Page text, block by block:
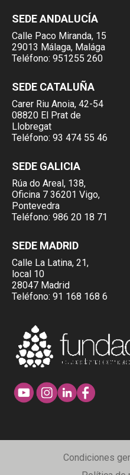
SEDE ANDALUCÍA
Calle Paco Miranda, 15
29013 Málaga, Malága
Teléfono: 951255 260
SEDE CATALUÑA
Carer Riu Anoia, 42-54
08820 El Prat de
Llobregat
Teléfono: 93 474 55 46
SEDE GALICIA
Rúa do Areal, 138,
Oficina 7 36201 Vigo,
Pontevedra
Teléfono: 986 20 18 71
SEDE MADRID
Calle La Latina, 21,
local 10
28047 Madrid
Teléfono: 91 168 168 6
Condiciones